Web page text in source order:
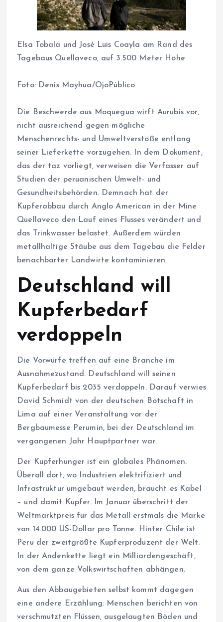
Elsa Tobala und José Luis Coayla am Rand des
Tagebaus Quellaveco, auf 3.500 Meter Höhe
Foto: Denis Mayhua/OjoPúblico
Die Beschwerde aus Moquegua wirft Aurubis vor,
nicht ausreichend gegen mögliche
Menschenrechts- und Umweltverstöße entlang
seiner Lieferkette vorzugehen. In dem Dokument,
das der taz vorliegt, verweisen die Verfasser auf
Studien der peruanischen Umwelt- und
Gesundheitsbehörden. Demnach hat der
Kupferabbau durch Anglo American in der Mine
Quellaveco den Lauf eines Flusses verändert und
das Trinkwasser belastet. Außerdem würden
metallhaltige Stäube aus dem Tagebau die Felder
benachbarter Landwirte kontaminieren.
Deutschland will
Kupferbedarf
verdoppeln
Die Vorwürfe treffen auf eine Branche im
Ausnahmezustand. Deutschland will seinen
Kupferbedarf bis 2035 verdoppeln. Darauf verwies
David Schmidt von der deutschen Botschaft in
Lima auf einer Veranstaltung vor der
Bergbaumesse Perumin, bei der Deutschland im
vergangenen Jahr Hauptpartner war.
Der Kupferhunger ist ein globales Phänomen.
Überall dort, wo Industrien elektrifiziert und
Infrastruktur umgebaut werden, braucht es Kabel
– und damit Kupfer. Im Januar überschritt der
Weltmarktpreis für das Metall erstmals die Marke
von 14.000 US-Dollar pro Tonne. Hinter Chile ist
Peru der zweitgrößte Kupferproduzent der Welt.
In der Andenkette liegt ein Milliardengeschäft,
von dem ganze Volkswirtschaften abhängen.
Aus den Abbaugebieten selbst kommt dagegen
eine andere Erzählung: Menschen berichten von
verschmutzten Flüssen, ausgelaugten Böden und